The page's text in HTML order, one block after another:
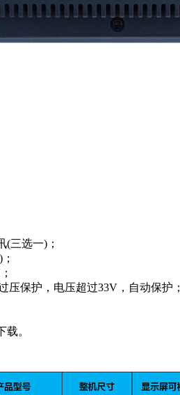
(三选一)；
压保护，电压超过33V，自动保护；
。